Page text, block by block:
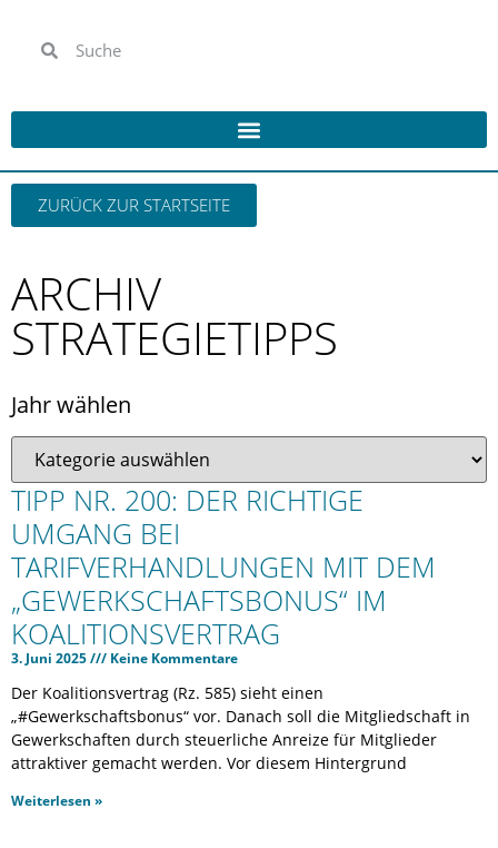
ZURÜCK ZUR STARTSEITE
ARCHIV
STRATEGIETIPPS
Jahr wählen
TIPP NR. 200: DER RICHTIGE
UMGANG BEI
TARIFVERHANDLUNGEN MIT DEM
„GEWERKSCHAFTSBONUS“ IM
KOALITIONSVERTRAG
3. Juni 2025 Keine Kommentare
Der Koalitionsvertrag (Rz. 585) sieht einen
„#Gewerkschaftsbonus“ vor. Danach soll die Mitgliedschaft in
Gewerkschaften durch steuerliche Anreize für Mitglieder
attraktiver gemacht werden. Vor diesem Hintergrund
Weiterlesen »